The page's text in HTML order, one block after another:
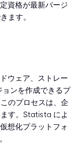
資格が最新バージ
ます。
ウェア、ストレー
ンを作成できるプ
のプロセスは、企
す。Statista によ
想化プラットフォ